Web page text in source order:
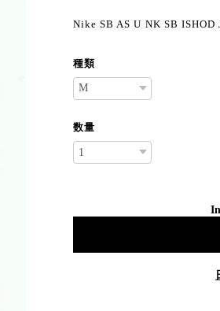
Nike SB AS U NK SB ISHOD
種類
数量